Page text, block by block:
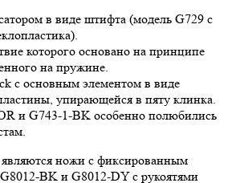
в виде штифта (модель G729 с
которого основано на принципе
на пружине.
с основным элементом в виде
упирающейся в пяту клинка.
и G743-1-BK особенно полюбились
ножи с фиксированным
BK и G8012-DY с рукоятями